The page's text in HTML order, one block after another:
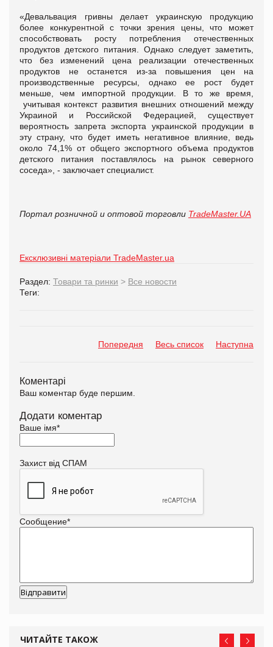
«Девальвация гривны делает украинскую продукцию
более конкурентной с точки зрения цены, что может
способствовать росту потребления отечественных
продуктов детского питания. Однако следует заметить,
что без изменений цена реализации отечественных
продуктов не останется из-за повышения цен на
производственные ресурсы, однако ее рост будет
меньше, чем импортной продукции. В то же время,
учитывая контекст развития внешних отношений между
Украиной и Российской Федерацией, существует
вероятность запрета экспорта украинской продукции в
эту страну, что будет иметь негативное влияние, ведь
около 74,1% от общего экспортного объема продуктов
детского питания поставлялось на рынок северного
соседа», - заключает специалист.
Портал розничной и оптовой торговли TradeMaster.UA
Ексклюзивні матеріали TradeMaster.ua
Раздел: Товари та ринки > Все новости
Теги:
Попередня Весь список Наступна
Коментарі
Ваш коментар буде першим.
Додати коментар
Ваше імя*
Захист від СПАМ
Сообщение*
ЧИТАЙТЕ ТАКОЖ